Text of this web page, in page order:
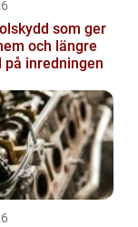
och längre
på inredningen